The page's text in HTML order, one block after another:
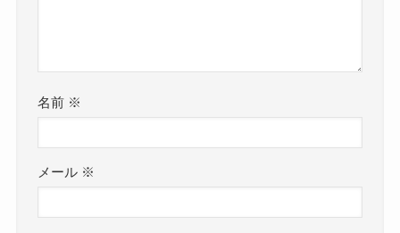
名前 ※
メール ※